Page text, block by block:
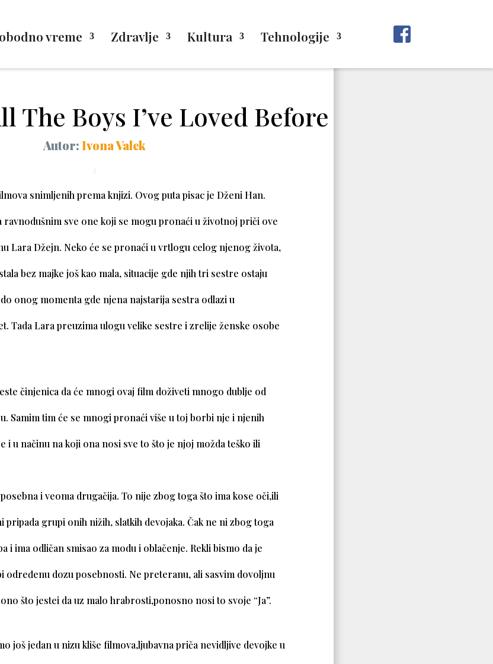
vreme Zdravlje Kultura Tehnologije
The Boys I’ve Loved Before
Autor:Ivona Valek
snimljenih prema knjizi. Ovog puta pisac je Dženi Han.
ravnodušnim sve one koji se mogu pronaći u životnoj priči ove
Lara Džejn. Neko će se pronaći u vrtlogu celog njenog života,
bez majke još kao mala, situacije gde njih tri sestre ostaju
onog momenta gde njena najstarija sestra odlazi u
Tada Lara preuzima ulogu velike sestre i zrelije ženske osobe
činjenica da će mnogi ovaj film doživeti mnogo dublje od
Samim tim će se mnogi pronaći više u toj borbi nje i njenih
i u načinu na koji ona nosi sve to što je njoj možda teško ili
i veoma drugačija. To nije zbog toga što ima kose oči,ili
pripada grupi onih nižih, slatkih devojaka. Čak ne ni zbog toga
i ima odličan smisao za modu i oblačenje. Rekli bismo da je
određenu dozu posebnosti. Ne preteranu, ali sasvim dovoljnu
što jestei da uz malo hrabrosti,ponosno nosi to svoje “Ja”.
još jedan u nizu kliše filmova,ljubavna priča nevidljive devojke u